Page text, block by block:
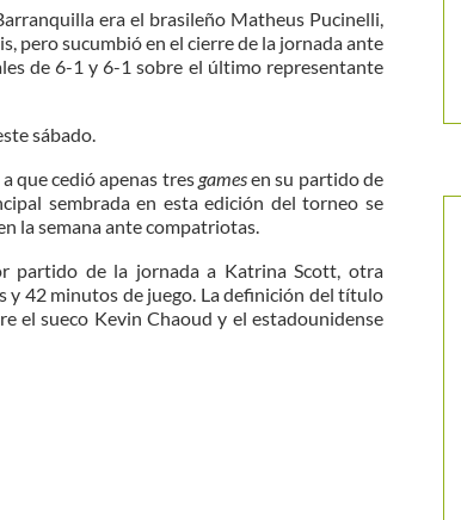
era el brasileño Matheus Pucinelli,
pero sucumbió en el cierre de la jornada ante
de 6-1 y 6-1 sobre el último representante
sábado.
que cedió apenas tres gamesen su partido de
sembrada en esta edición del torneo se
la semana ante compatriotas.
partido de la jornada a Katrina Scott, otra
y 42 minutos de juego. La definición del título
el sueco Kevin Chaoud y el estadounidense